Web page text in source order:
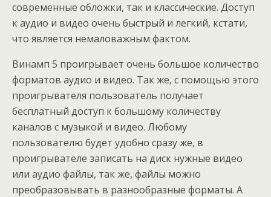
современные обложки, так и классические. Доступ
к аудио и видео очень быстрый и легкий, кстати,
что является немаловажным фактом.
Винамп 5 проигрывает очень большое количество
форматов аудио и видео. Так же, с помощью этого
проигрывателя пользователь получает
бесплатный доступ к большому количеству
каналов с музыкой и видео. Любому
пользователю будет удобно сразу же, в
проигрывателе записать на диск нужные видео
или аудио файлы, так же, файлы можно
преобразовывать в разнообразные форматы. А